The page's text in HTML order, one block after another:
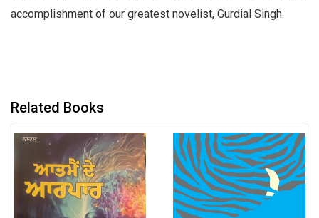
accomplishment of our greatest novelist, Gurdial Singh.
Related Books